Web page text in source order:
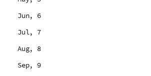
Jun, 6
Jul, 7
Aug, 8
Sep, 9